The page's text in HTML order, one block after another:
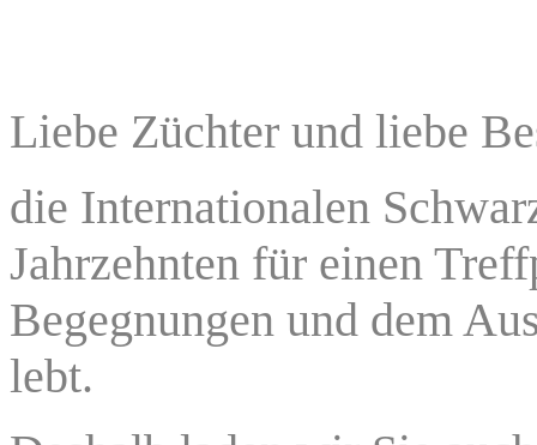
Liebe Züchter und liebe
die Internationalen
Jahrzehnten für einen
Begegnungen und dem
lebt.